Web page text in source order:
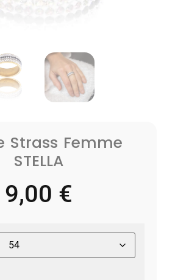
Strass Femme
STELLA
9,00 €